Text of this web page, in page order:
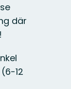
där
12